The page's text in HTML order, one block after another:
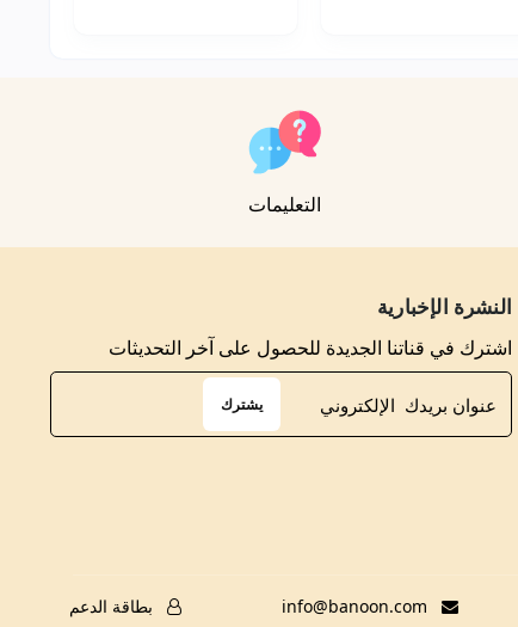
التعليمات
النشرة الإخبارية
اشترك في قناتنا الجديدة للحصول على آخر التحديثات
يشترك
بطاقة الدعم